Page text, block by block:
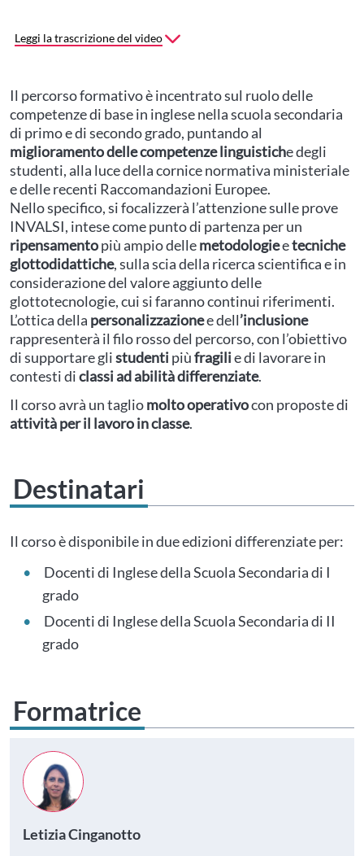
Leggi la trascrizione del video
Il percorso formativo è incentrato sul ruolo delle
competenze di base in inglese nella scuola secondaria
di primo e di secondo grado, puntando al
miglioramento delle competenze linguistiche degli
studenti, alla luce della cornice normativa ministeriale
e delle recenti Raccomandazioni Europee.
Nello specifico, si focalizzerà l’attenzione sulle prove
INVALSI, intese come punto di partenza per un
ripensamentopiù ampio dellemetodologieetecniche
glottodidattiche, sulla scia della ricerca scientifica e in
considerazione del valore aggiunto delle
glottotecnologie, cui si faranno continui riferimenti.
L’ottica della personalizzazionee dell’inclusione
rappresenterà il filo rosso del percorso, con l’obiettivo
di supportare glistudentipiùfragilie di lavorare in
contesti diclassi ad abilità differenziate.
Il corso avrà un tagliomolto operativocon proposte di
attività per il lavoro in classe.
Destinatari
tuo profilo personale
Prima di procedere all'iscrizione aggiorna le tue scuole in
Area Personale
Il corso è disponibile in due edizioni differenziate per:
Docenti di Inglese della Scuola Secondaria di I
grado
Docenti di Inglese della Scuola Secondaria di II
grado
Formatrice
Letizia Cinganotto